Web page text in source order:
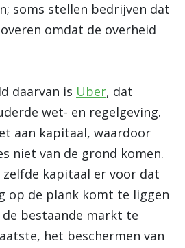
soms stellen bedrijven dat
omdat de overheid
daarvan is Uber, dat
wet- en regelgeving.
aan kapitaal, waardoor
niet van de grond komen.
kapitaal er voor dat
op de plank komt te liggen
bestaande markt te
het beschermen van